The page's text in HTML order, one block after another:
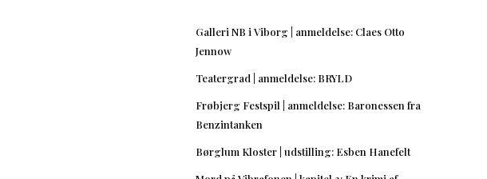
Galleri NB i Viborg | anmeldelse: Claes Otto
Jennow
Teatergrad | anmeldelse: BRYLD
Frøbjerg Festspil | anmeldelse: Baronessen fra
Benzintanken
Børglum Kloster | udstilling: Esben Hanefelt